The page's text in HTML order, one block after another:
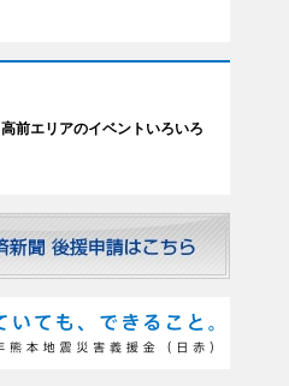
高前エリアのイベントいろいろ